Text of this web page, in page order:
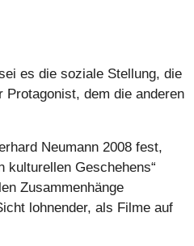
es die soziale Stellung, die
dem die anderen
Neumann 2008 fest,
kulturellen Geschehens“
Zusammenhänge
lohnender, als Filme auf